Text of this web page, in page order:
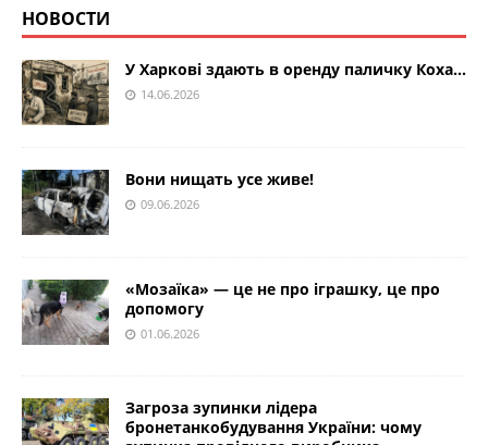
НОВОСТИ
У Харкові здають в оренду паличку Коха…
14.06.2026
Вони нищать усе живе!
09.06.2026
«Мозаїка» — це не про іграшку, це про
допомогу
01.06.2026
Загроза зупинки лідера
бронетанкобудування України: чому